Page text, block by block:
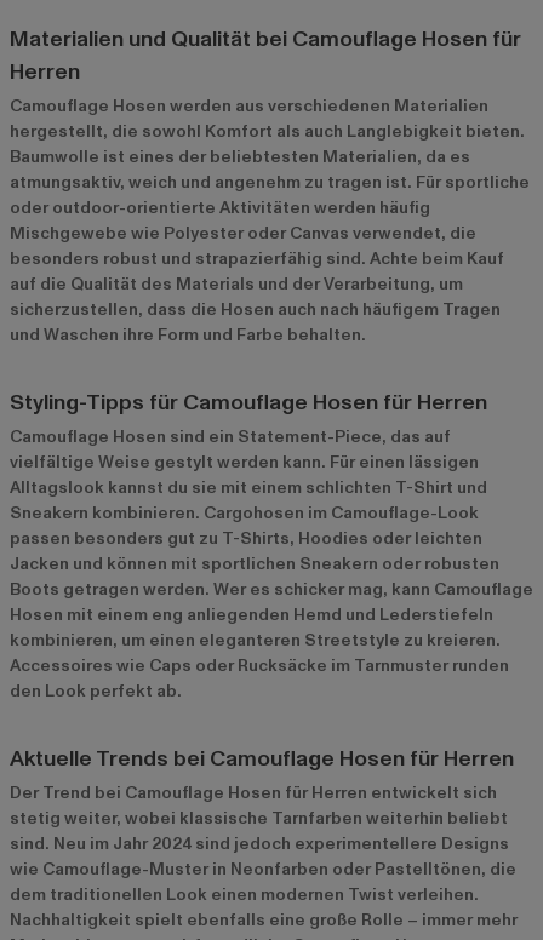
Materialien und Qualität bei Camouflage Hosen für
Herren
Camouflage Hosen werden aus verschiedenen Materialien
hergestellt, die sowohl Komfort als auch Langlebigkeit bieten.
Baumwolle ist eines der beliebtesten Materialien, da es
atmungsaktiv, weich und angenehm zu tragen ist. Für sportliche
oder outdoor-orientierte Aktivitäten werden häufig
Mischgewebe wie Polyester oder Canvas verwendet, die
besonders robust und strapazierfähig sind. Achte beim Kauf
auf die Qualität des Materials und der Verarbeitung, um
sicherzustellen, dass die Hosen auch nach häufigem Tragen
und Waschen ihre Form und Farbe behalten.
Styling-Tipps für Camouflage Hosen für Herren
Camouflage Hosen sind ein Statement-Piece, das auf
vielfältige Weise gestylt werden kann. Für einen lässigen
Alltagslook kannst du sie mit einem schlichten T-Shirt und
Sneakern kombinieren. Cargohosen im Camouflage-Look
passen besonders gut zu T-Shirts, Hoodies oder leichten
Jacken und können mit sportlichen Sneakern oder robusten
Boots getragen werden. Wer es schicker mag, kann Camouflage
Hosen mit einem eng anliegenden Hemd und Lederstiefeln
kombinieren, um einen eleganteren Streetstyle zu kreieren.
Accessoires wie Caps oder Rucksäcke im Tarnmuster runden
den Look perfekt ab.
Aktuelle Trends bei Camouflage Hosen für Herren
Der Trend bei Camouflage Hosen für Herren entwickelt sich
stetig weiter, wobei klassische Tarnfarben weiterhin beliebt
sind. Neu im Jahr 2024 sind jedoch experimentellere Designs
wie Camouflage-Muster in Neonfarben oder Pastelltönen, die
dem traditionellen Look einen modernen Twist verleihen.
Nachhaltigkeit spielt ebenfalls eine große Rolle – immer mehr